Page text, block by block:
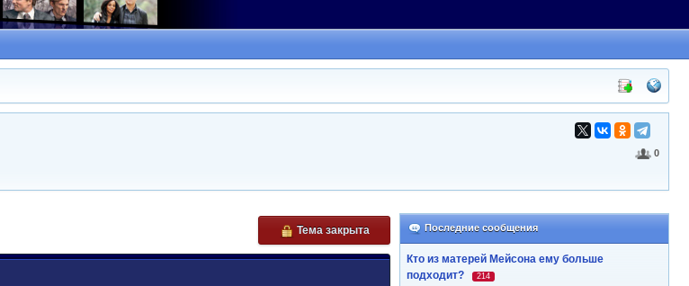
0
Последние сообщения
Кто из матерей Мейсона ему больше
подходит?
214
Тема закрыта